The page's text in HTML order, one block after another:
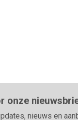
onze
nieuws en